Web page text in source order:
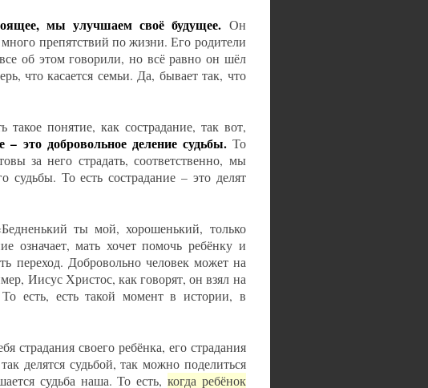
мы улучшаем своё будущее. Он
препятствий по жизни. Его родители
об этом говорили, но всё равно он шёл
что касается семьи. Да, бывает так, что
понятие, как сострадание, так вот,
– это добровольное деление судьбы.То
за него страдать, соответственно, мы
судьбы. То есть сострадание – это делят
ты мой, хорошенький, только
означает, мать хочет помочь ребёнку и
переход. Добровольно человек может на
Иисус Христос, как говорят, он взял на
есть, есть такой момент в истории, в
страдания своего ребёнка, его страдания
делятся судьбой, так можно поделиться
судьба наша. То есть, когда ребёнок